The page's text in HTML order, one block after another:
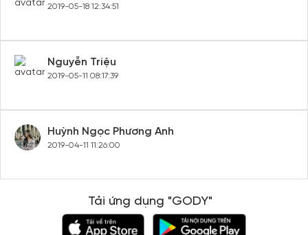
2019-05-18 12:34:51
Nguyễn Triệu
2019-05-11 08:17:39
Huỳnh Ngọc Phương Anh
2019-04-11 11:26:00
Tải ứng dụng "GODY"